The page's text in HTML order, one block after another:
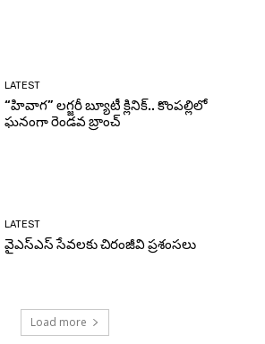
LATEST
“హివాగ” లగ్జరీ బ్యూటీ క్లినిక్.. కొంపల్లిలో
ఘనంగా రెండవ బ్రాంచ్
LATEST
వైఎస్ఎస్ సేవలకు చిరంజీవి ప్రశంసలు
Load more